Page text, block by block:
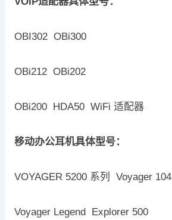
OBI302 OBi300
OBi212 OBi202
OBi200 HDA50 WiFi 适配器
移动办公耳机具体型号：
VOYAGER 5200 系列 Voyager 104
Voyager Legend Explorer 500